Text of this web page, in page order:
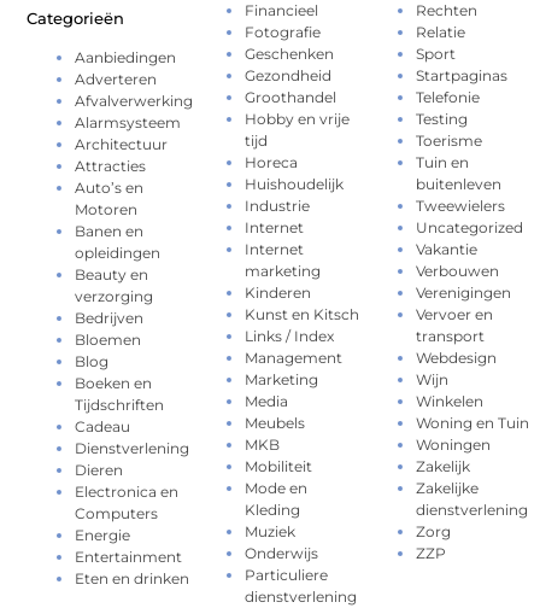
Categorieën
Aanbiedingen
Adverteren
Afvalverwerking
Alarmsysteem
Architectuur
Attracties
Auto’s en
Motoren
Banen en
opleidingen
Beauty en
verzorging
Bedrijven
Bloemen
Blog
Boeken en
Tijdschriften
Cadeau
Dienstverlening
Dieren
Electronica en
Computers
Energie
Entertainment
Eten en drinken
Financieel
Fotografie
Geschenken
Gezondheid
Groothandel
Hobby en vrije
tijd
Horeca
Huishoudelijk
Industrie
Internet
Internet
marketing
Kinderen
Kunst en Kitsch
Links / Index
Management
Marketing
Media
Meubels
MKB
Mobiliteit
Mode en
Kleding
Muziek
Onderwijs
Particuliere
dienstverlening
Rechten
Relatie
Sport
Startpaginas
Telefonie
Testing
Toerisme
Tuin en
buitenleven
Tweewielers
Uncategorized
Vakantie
Verbouwen
Verenigingen
Vervoer en
transport
Webdesign
Wijn
Winkelen
Woning en Tuin
Woningen
Zakelijk
Zakelijke
dienstverlening
Zorg
ZZP